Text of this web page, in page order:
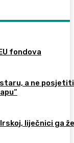
fondova
a ne posjetiti
liječnici ga